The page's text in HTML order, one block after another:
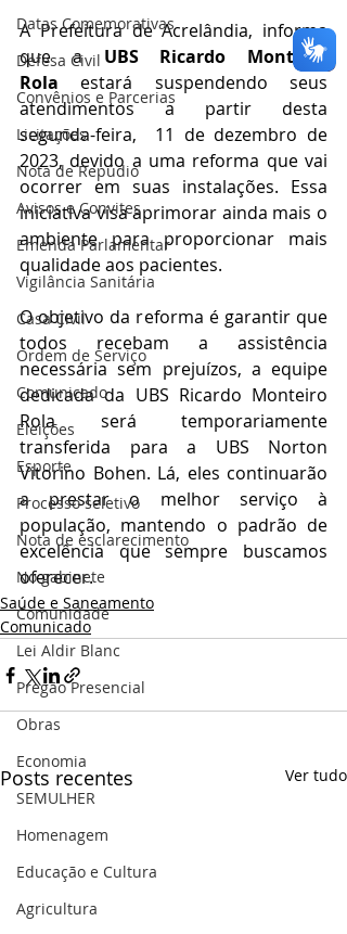
Datas Comemorativas
Defesa Civil
Convênios e Parcerias
Licitações
Nota de Repúdio
Avisos e Convites
Emenda Parlamentar
Vigilância Sanitária
Casa Civil
Ordem de Serviço
Comunicado
Eleições
Esporte
Processo seletivo
Nota de esclarecimento
No gabinete
Comunidade
Lei Aldir Blanc
Pregão Presencial
Obras
Economia
SEMULHER
Homenagem
Educação e Cultura
Agricultura
A Prefeitura de Acrelândia, informa
que a UBS Ricardo Monteiro
Rola estará suspendendo seus
atendimentos a partir desta
segunda-feira,  11 de dezembro de
2023, devido a uma reforma que vai
ocorrer em suas instalações. Essa
iniciativa visa aprimorar ainda mais o
ambiente para proporcionar mais
qualidade aos pacientes.
O objetivo da reforma é garantir que
todos recebam a assistência
necessária sem prejuízos, a equipe
dedicada da UBS Ricardo Monteiro
Rola será temporariamente
transferida para a UBS Norton
Vitorino Bohen. Lá, eles continuarão
a prestar o melhor serviço à
população, mantendo o padrão de
excelência que sempre buscamos
oferecer.
Saúde e Saneamento
Comunicado
Posts recentes Ver tudo